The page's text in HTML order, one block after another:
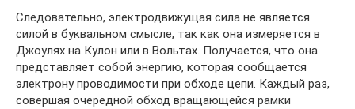
Следовательно, электродвижущая сила не является
силой в буквальном смысле, так как она измеряется в
Джоулях на Кулон или в Вольтах. Получается, что она
представляет собой энергию, которая сообщается
электрону проводимости при обходе цепи. Каждый раз,
совершая очередной обход вращающейся рамки